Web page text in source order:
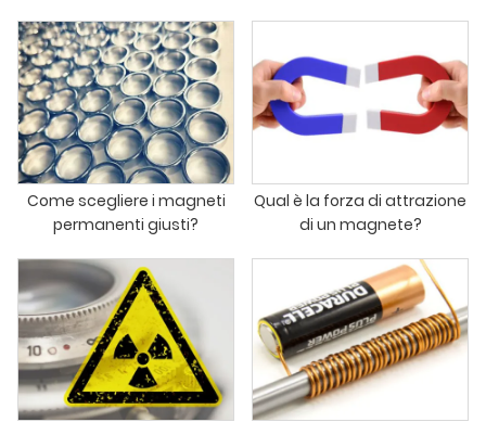
Come scegliere i magneti
permanenti giusti?
Qual è la forza di attrazione
di un magnete?